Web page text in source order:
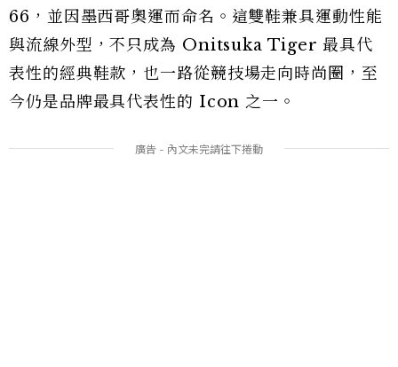
66，並因墨西哥奧運而命名。這雙鞋兼具運動性能
與流線外型，不只成為 Onitsuka Tiger 最具代
表性的經典鞋款，也一路從競技場走向時尚圈，至
今仍是品牌最具代表性的 Icon 之一。